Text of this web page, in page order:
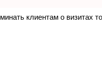
клиентам о